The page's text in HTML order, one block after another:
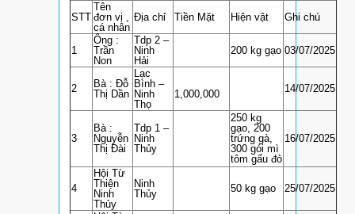
STT
Tên
đơn vị ,
cá nhân
Địa chỉ Tiền Mặt Hiện vật Ghi chú
1
Ông :
Trần
Non
Tdp 2 –
Ninh
Hải
200 kg gạo 03/07/2025
2
Bà : Đỗ
Thị Dần
Lạc
Bình –
Ninh
Thọ
1,000,000 14/07/2025
3
Bà :
Nguyễn
Thị Đài
Tdp 1 –
Ninh
Thủy
250 kg
gạo, 200
trứng gà,
300 gói mì
tôm gấu đỏ
16/07/2025
4
Hội Từ
Thiện
Ninh
Thủy
Ninh
Thủy
50 kg gạo 25/07/2025